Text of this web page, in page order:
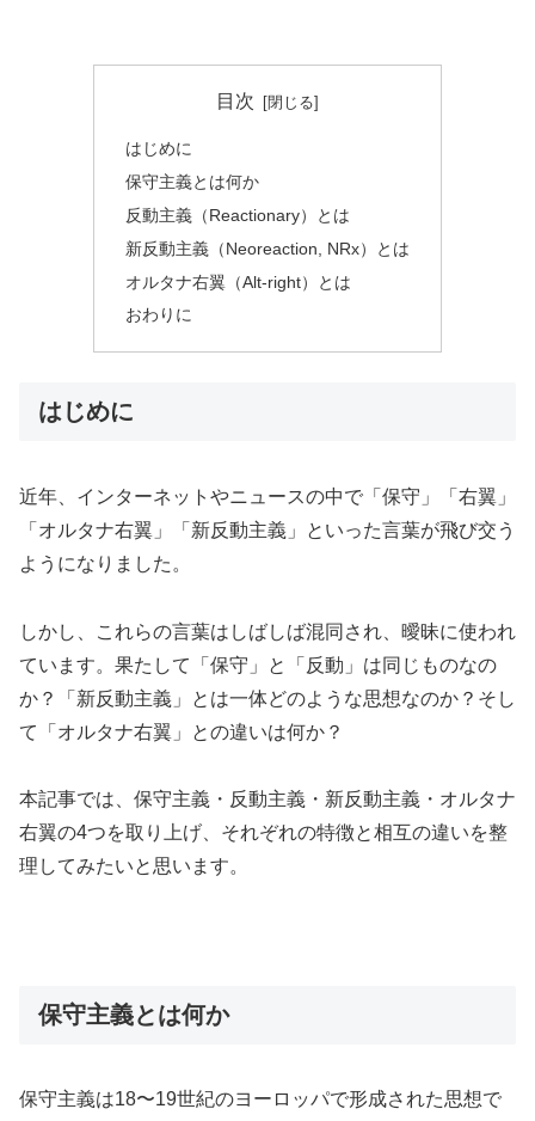
目次
はじめに
保守主義とは何か
反動主義（Reactionary）とは
新反動主義（Neoreaction, NRx）とは
オルタナ右翼（Alt-right）とは
おわりに
はじめに
近年、インターネットやニュースの中で「保守」「右翼」
「オルタナ右翼」「新反動主義」といった言葉が飛び交う
ようになりました。
しかし、これらの言葉はしばしば混同され、曖昧に使われ
ています。果たして「保守」と「反動」は同じものなの
か？「新反動主義」とは一体どのような思想なのか？そし
て「オルタナ右翼」との違いは何か？
本記事では、保守主義・反動主義・新反動主義・オルタナ
右翼の4つを取り上げ、それぞれの特徴と相互の違いを整
理してみたいと思います。
保守主義とは何か
保守主義は18〜19世紀のヨーロッパで形成された思想で